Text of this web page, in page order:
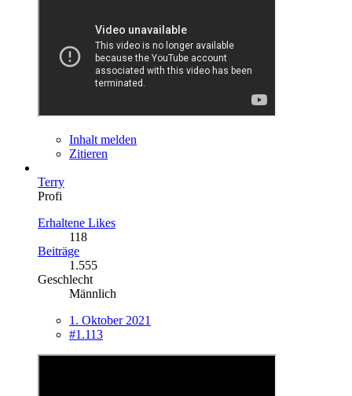
Inhalt melden
Zitieren
Terry
Profi
Erhaltene Likes
118
Beiträge
1.555
Geschlecht
Männlich
1. Oktober 2021
#1.113